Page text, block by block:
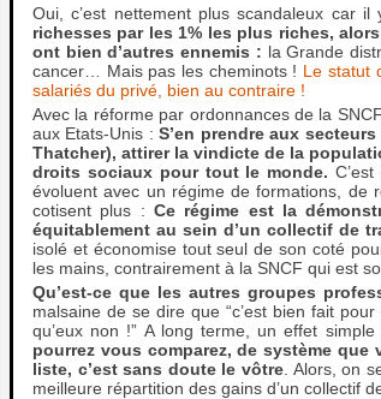
Oui, c’est nettement plus scandaleux car
richesses par les 1% les plus riches,
ont bien d’autres ennemis : la Grande
cancer… Mais pas les cheminots ! Le statut
salariés du privé, bien au contraire !
Avec la réforme par ordonnances de la
aux Etats-Unis :S’en prendre aux
Thatcher), attirer la vindicte de la
droits sociaux pour tout le monde.
évoluent avec un régime de formations, de
cotisent plus : Ce régime est la
équitablement au sein d’un collectif de
isolé et économise tout seul de son coté
les mains, contrairement à la SNCF qui est
Qu’est-ce que les autres groupes
malsaine de se dire que “c’est bien fait
qu’eux non !” A long terme, un effet
pourrez vous comparez, de système
liste, c’est sans doute le vôtre . Alors, on
meilleure répartition des gains d’un collectif